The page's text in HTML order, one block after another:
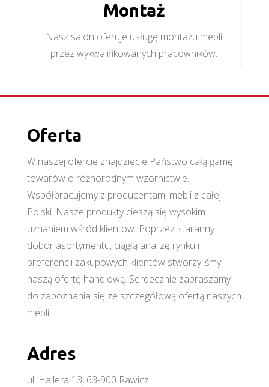
Montaż
Nasz salon oferuje usługę montażu mebli
przez wykwalifikowanych pracowników.
Oferta
W naszej ofercie znajdziecie Państwo całą gamę
towarów o różnorodnym wzornictwie.
Współpracujemy z producentami mebli z całej
Polski. Nasze produkty cieszą się wysokim
uznaniem wśród klientów. Poprzez staranny
dobór asortymentu, ciągłą analizę rynku i
preferencji zakupowych klientów stworzyliśmy
naszą ofertę handlową. Serdecznie zapraszamy
do zapoznania się ze szczegółową ofertą naszych
mebli.
Adres
ul. Hallera 13, 63-900 Rawicz